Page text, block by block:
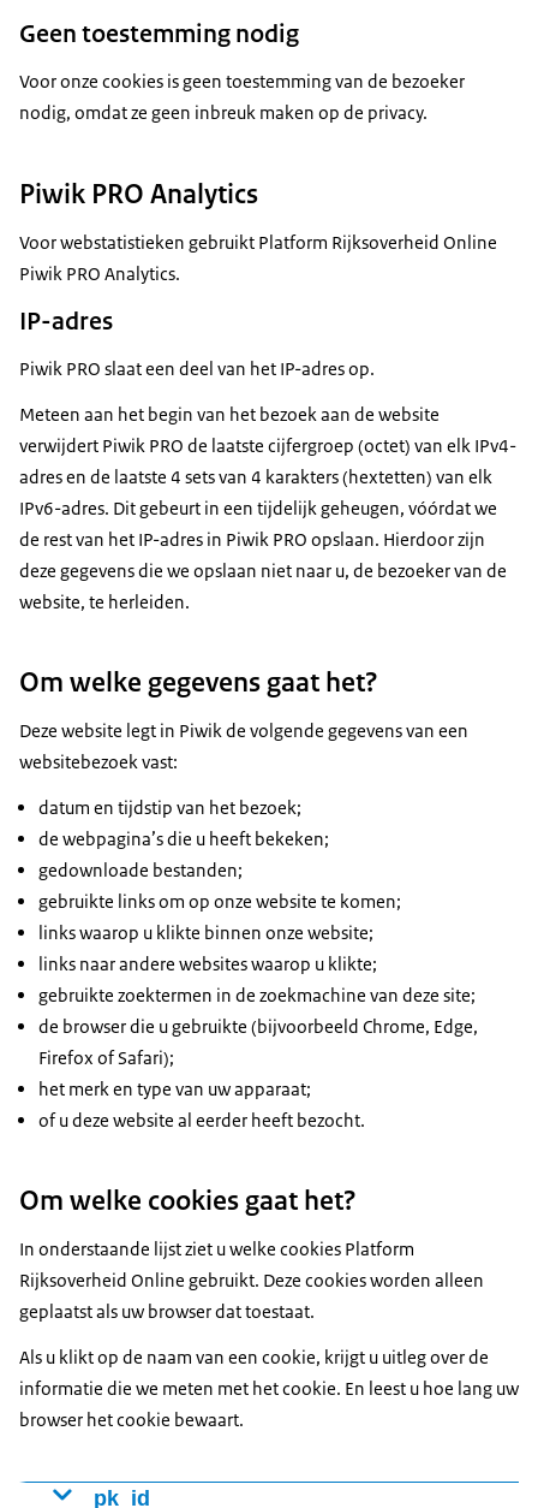
Geen toestemming nodig
Voor onze cookies is geen toestemming van de bezoeker
nodig, omdat ze geen inbreuk maken op de privacy.
Piwik PRO Analytics
Voor webstatistieken gebruikt Platform Rijksoverheid Online
Piwik PRO Analytics.
IP-adres
Piwik PRO slaat een deel van het IP-adres op.
Meteen aan het begin van het bezoek aan de website
verwijdert Piwik PRO de laatste cijfergroep (octet) van elk IPv4-
adres en de laatste 4 sets van 4 karakters (hextetten) van elk
IPv6-adres. Dit gebeurt in een tijdelijk geheugen, vóórdat we
de rest van het IP-adres in Piwik PRO opslaan. Hierdoor zijn
deze gegevens die we opslaan niet naar u, de bezoeker van de
website, te herleiden.
Om welke gegevens gaat het?
Deze website legt in Piwik de volgende gegevens van een
websitebezoek vast:
datum en tijdstip van het bezoek;
de webpagina’s die u heeft bekeken;
gedownloade bestanden;
gebruikte links om op onze website te komen;
links waarop u klikte binnen onze website;
links naar andere websites waarop u klikte;
gebruikte zoektermen in de zoekmachine van deze site;
de browser die u gebruikte (bijvoorbeeld Chrome, Edge,
Firefox of Safari);
het merk en type van uw apparaat;
of u deze website al eerder heeft bezocht.
Om welke cookies gaat het?
In onderstaande lijst ziet u welke cookies Platform
Rijksoverheid Online gebruikt. Deze cookies worden alleen
geplaatst als uw browser dat toestaat.
Als u klikt op de naam van een cookie, krijgt u uitleg over de
informatie die we meten met het cookie. En leest u hoe lang uw
browser het cookie bewaart.
pk_id